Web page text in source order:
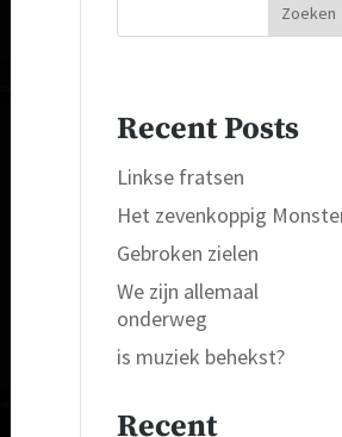
Zoeken
Recent Posts
Linkse fratsen
Het zevenkoppig
Gebroken zielen
We zijn allemaal
onderweg
is muziek behekst?
Recent